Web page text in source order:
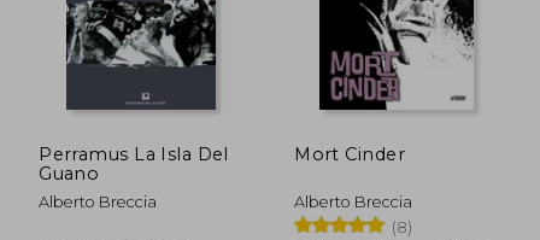
$ 34.560
Perramus La Isla Del
Guano
Alberto Breccia
Mort Cinder
Alberto Breccia
(8)